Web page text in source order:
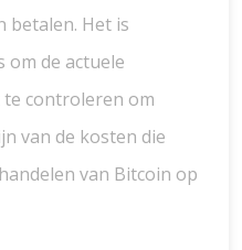
betalen. Het is
de actuele
controleren om
van de kosten die
van Bitcoin op